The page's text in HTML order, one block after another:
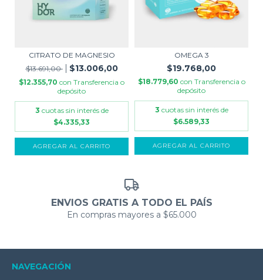
CITRATO DE MAGNESIO
$13.691,00
$13.006,00
$12.355,70 con Transferencia o
depósito
3 cuotas sin interés de
$4.335,33
AGREGAR AL CARRITO
OMEGA 3
$19.768,00
$18.779,60 con Transferencia o
depósito
3 cuotas sin interés de
$6.589,33
AGREGAR AL CARRITO
ENVIOS GRATIS A TODO EL PAÍS
En compras mayores a $65.000
NAVEGACIÓN